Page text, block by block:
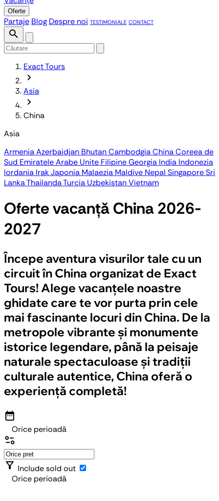
Oferte
Partaje Blog Despre noi TESTIMONIALE CONTACT
search
Exact Tours
chevron_forward
Asia
chevron_forward
China
Asia
ArmeniaAzerbaidjan BhutanCambodgiaChinaCoreea de
Sud Emiratele Arabe Unite FilipineGeorgia India Indonezia
Iordania IrakJaponia Malaezia Maldive Nepal SingaporeSri
LankaThailandaTurcia UzbekistanVietnam
Oferte vacanță China 2026-
2027
Începe aventura visurilor tale cu un
circuit în China organizat de Exact
Tours! Alege vacanțele noastre
ghidate care te vor purta prin cele
mai fascinante locuri din China. De la
metropole vibrante și monumente
istorice legendare, până la peisaje
naturale spectaculoase și tradiții
culturale autentice, China oferă o
experiență completă!
date_range
Orice perioadă
page_info
filter_alt Include sold out
Orice perioadă